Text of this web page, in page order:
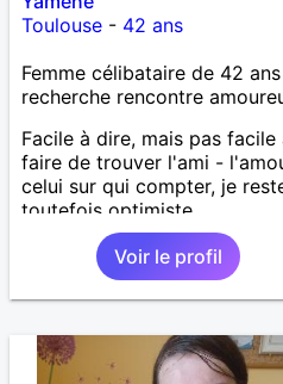
Toulouse- 42 ans
Femme célibataire de 42 ans
recherche rencontre
Facile à dire, mais pas facile
faire de trouver l'ami -
celui sur qui compter, je
toutefois optimiste.
Voir le profil